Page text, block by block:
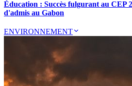
Éducation : Succès fulgurant au CEP
d'admis au Gabon
ENVIRONNEMENT